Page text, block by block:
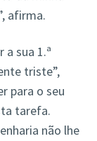
afirma.
a sua 1.ª
triste”,
para o seu
tarefa.
não lhe